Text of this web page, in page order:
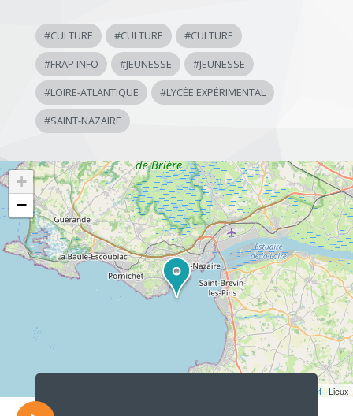
#CULTURE #CULTURE #CULTURE
#FRAP INFO #JEUNESSE #JEUNESSE
#LOIRE-ATLANTIQUE #LYCÉE EXPÉRIMENTAL
#SAINT-NAZAIRE
+
−
Leaflet | Lieux
Lecteur